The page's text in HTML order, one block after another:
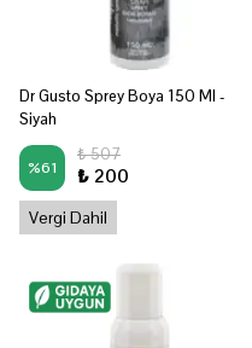
Dr Gusto Sprey Boya 150 Ml -
Siyah
%61
₺ 507
₺ 200
Vergi Dahil